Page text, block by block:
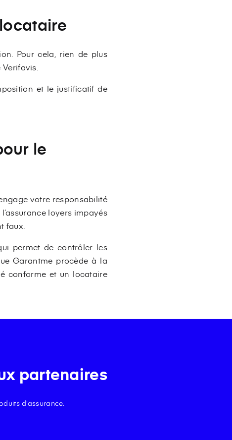
Pour cela, rien de plus
et le justificatif de
le
votre responsabilité
loyers impayés
faux.
permet de contrôler les
Garantme procède à la
conforme et un locataire
partenaires
d’assurance.